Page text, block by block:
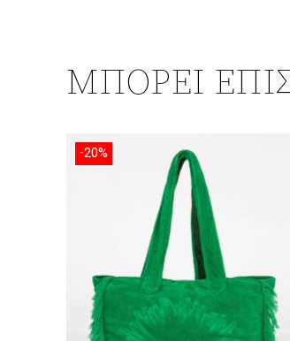
ΜΠΟΡΕΊ
-20%